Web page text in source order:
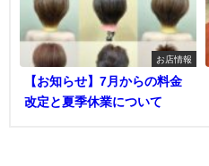
お店情報
【お知らせ】7月からの料金
改定と夏季休業について